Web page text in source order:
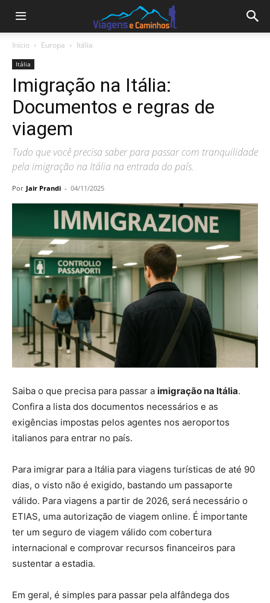
Início Europa Itália
Itália
Imigração na Itália:
Documentos e regras de
viagem
Tudo que você precisa saber para passar com tranquilidade
pela imigração na Itália na entrada do país.
Por Jair Prandi - 04/11/2025
Saiba o que precisa para passar a imigração na Itália.
Confira a lista dos documentos necessários e as
exigências impostas pelos agentes nos aeroportos
italianos para entrar no país.
Para imigrar para a Itália para viagens turísticas de até 90
dias, o visto não é exigido, bastando um passaporte
válido. Para viagens a partir de 2026, será necessário o
ETIAS, uma autorização de viagem online. É importante
ter um seguro de viagem válido com cobertura
internacional e comprovar recursos financeiros para
sustentar a estadia.
Em geral, é simples para passar pela alfândega dos